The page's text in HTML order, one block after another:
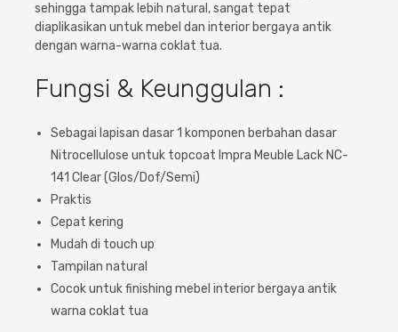
Aksesoris Perabot
Atap & Lantai
Saniter
Semen & Sejenisnya
sehingga tampak lebih natural, sangat tepat
diaplikasikan untuk mebel dan interior bergaya antik
dengan warna-warna coklat tua.
Fungsi & Keunggulan :
Sebagai lapisan dasar 1 komponen berbahan dasar
Nitrocellulose untuk topcoat Impra Meuble Lack NC-
141 Clear (Glos/Dof/Semi)
Praktis
Cepat kering
Mudah di touch up
Tampilan natural
Cocok untuk finishing mebel interior bergaya antik
warna coklat tua